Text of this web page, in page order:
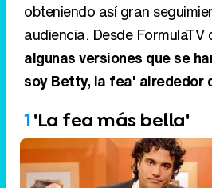
obteniendo así gran
audiencia. Desde FormulaTV
algunas versiones que se
soy Betty, la fea' alrededor
1'La fea más bella'